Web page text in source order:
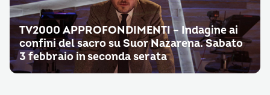
TV2000 APPROFONDIMENTI – Indagine ai
confini del sacro su Suor Nazarena. Sabato
3 febbraio in seconda serata